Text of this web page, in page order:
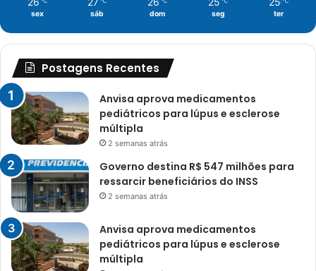
sex sáb dom seg ter
Postagens Recentes
Anvisa aprova medicamentos
pediátricos para lúpus e esclerose
múltipla
2 semanas atrás
Governo destina R$ 547 milhões para
ressarcir beneficiários do INSS
2 semanas atrás
Anvisa aprova medicamentos
pediátricos para lúpus e esclerose
múltipla